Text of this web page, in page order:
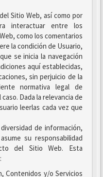
Sitio Web, así como por
interactuar entre los
como los comentarios
la condición de Usuario,
se inicia la navegación
aquí establecidas,
sin perjuicio de la
normativa legal de
Dada la relevancia de
leerlas cada vez que
de información,
su responsabilidad
del Sitio Web. Esta
Contenidos y/o Servicios